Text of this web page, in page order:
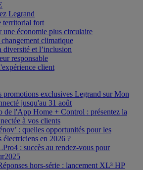
Legrand
territorial fort
une économie plus circulaire
climatique
diversité et l’inclusion
responsable
client
promotions exclusives Legrand sur Mon
jusqu'au 31 août
de l'App Home + Control : présentez la
à vos clients
: quelles opportunités pour les
électriciens en 2026 ?
: succès au rendez-vous pour
hors-série : lancement XL³ HP